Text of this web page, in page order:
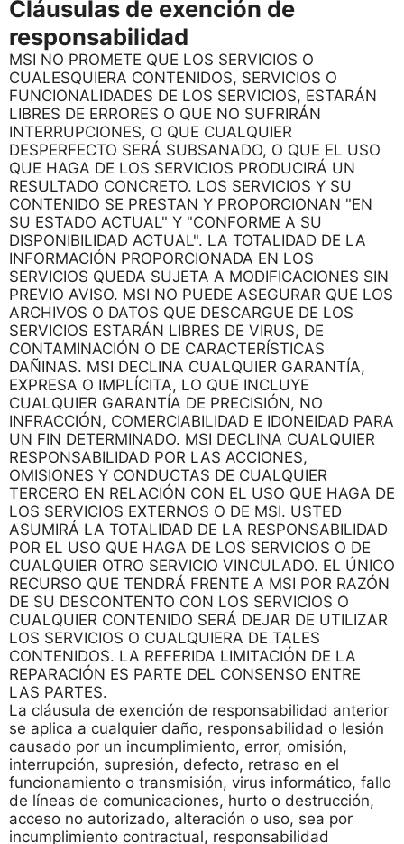
Cláusulas de exención de
responsabilidad
MSI NO PROMETE QUE LOS SERVICIOS O
CUALESQUIERA CONTENIDOS, SERVICIOS O
FUNCIONALIDADES DE LOS SERVICIOS, ESTARÁN
LIBRES DE ERRORES O QUE NO SUFRIRÁN
INTERRUPCIONES, O QUE CUALQUIER
DESPERFECTO SERÁ SUBSANADO, O QUE EL USO
QUE HAGA DE LOS SERVICIOS PRODUCIRÁ UN
RESULTADO CONCRETO. LOS SERVICIOS Y SU
CONTENIDO SE PRESTAN Y PROPORCIONAN "EN
SU ESTADO ACTUAL" Y "CONFORME A SU
DISPONIBILIDAD ACTUAL". LA TOTALIDAD DE LA
INFORMACIÓN PROPORCIONADA EN LOS
SERVICIOS QUEDA SUJETA A MODIFICACIONES SIN
PREVIO AVISO. MSI NO PUEDE ASEGURAR QUE LOS
ARCHIVOS O DATOS QUE DESCARGUE DE LOS
SERVICIOS ESTARÁN LIBRES DE VIRUS, DE
CONTAMINACIÓN O DE CARACTERÍSTICAS
DAÑINAS. MSI DECLINA CUALQUIER GARANTÍA,
EXPRESA O IMPLÍCITA, LO QUE INCLUYE
CUALQUIER GARANTÍA DE PRECISIÓN, NO
INFRACCIÓN, COMERCIABILIDAD E IDONEIDAD PARA
UN FIN DETERMINADO. MSI DECLINA CUALQUIER
RESPONSABILIDAD POR LAS ACCIONES,
OMISIONES Y CONDUCTAS DE CUALQUIER
TERCERO EN RELACIÓN CON EL USO QUE HAGA DE
LOS SERVICIOS EXTERNOS O DE MSI. USTED
ASUMIRÁ LA TOTALIDAD DE LA RESPONSABILIDAD
POR EL USO QUE HAGA DE LOS SERVICIOS O DE
CUALQUIER OTRO SERVICIO VINCULADO. EL ÚNICO
RECURSO QUE TENDRÁ FRENTE A MSI POR RAZÓN
DE SU DESCONTENTO CON LOS SERVICIOS O
CUALQUIER CONTENIDO SERÁ DEJAR DE UTILIZAR
LOS SERVICIOS O CUALQUIERA DE TALES
CONTENIDOS. LA REFERIDA LIMITACIÓN DE LA
REPARACIÓN ES PARTE DEL CONSENSO ENTRE
LAS PARTES.
La cláusula de exención de responsabilidad anterior
se aplica a cualquier daño, responsabilidad o lesión
causado por un incumplimiento, error, omisión,
interrupción, supresión, defecto, retraso en el
funcionamiento o transmisión, virus informático, fallo
de líneas de comunicaciones, hurto o destrucción,
acceso no autorizado, alteración o uso, sea por
incumplimiento contractual, responsabilidad